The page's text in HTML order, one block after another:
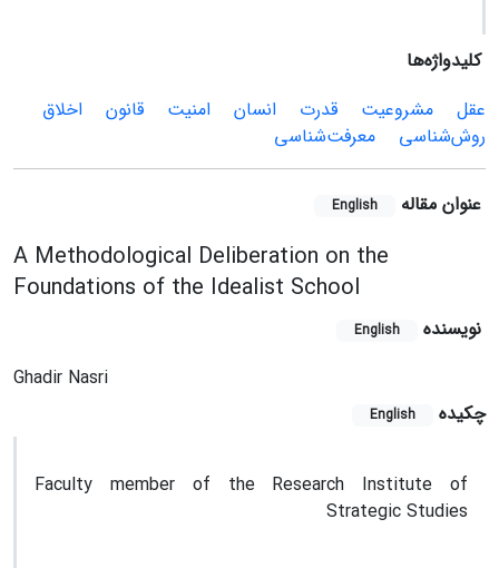
کلیدواژه‌ها
عقل
مشروعیت قدرت انسان امنیت قانون
اخلاق
روش‌شناسی
معرفت‌شناسی
عنوان مقاله English
A Methodological Deliberation on the
Foundations of the Idealist School
نویسنده English
Ghadir Nasri
چکیده
English
Faculty member of the Research Institute of
Strategic Studies